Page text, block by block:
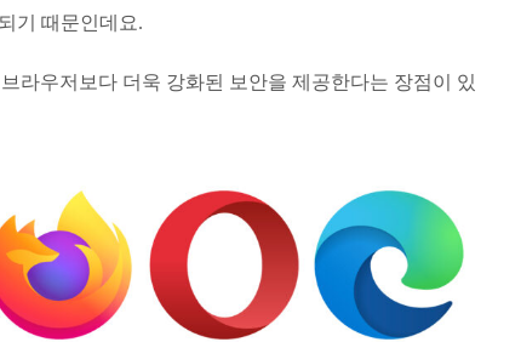
기 때문인데요.
라우저보다 더욱 강화된 보안을 제공한다는 장점이 있